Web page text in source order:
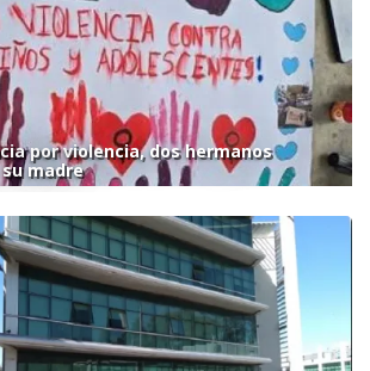
por violencia, dos hermanos
madre